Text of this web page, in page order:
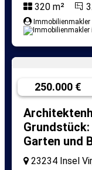
320 m²
Immobilienmakler
250.000 €
Grundstück:
Garten und
23234 Insel